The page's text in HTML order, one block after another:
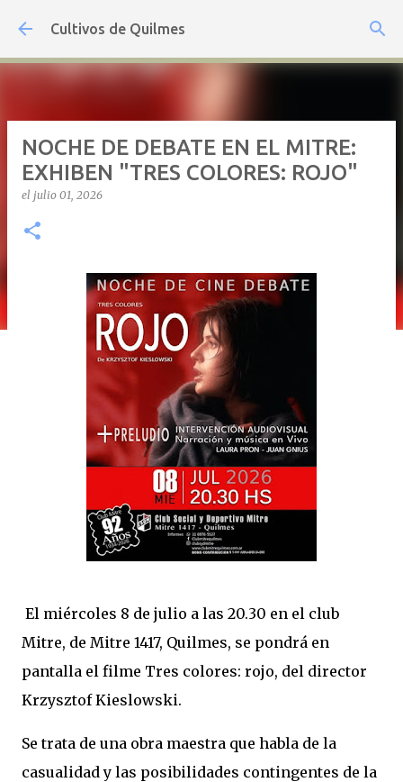
Ir al contenido principal
Cultivos de Quilmes
NOCHE DE DEBATE EN EL MITRE:
EXHIBEN "TRES COLORES: ROJO"
el julio 01, 2026
El miércoles 8 de julio a las 20.30 en el club
Mitre, de Mitre 1417, Quilmes, se pondrá en
pantalla el filme Tres colores: rojo, del director
Krzysztof Kieslowski.
Se trata de una obra maestra que habla de la
casualidad y las posibilidades contingentes de la